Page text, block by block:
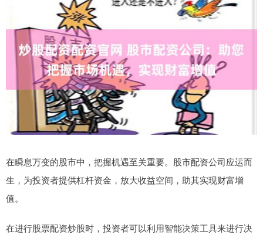
在瞬息万变的股市中，把握机遇至关重要。股市配资公司应运而
生，为投资者提供杠杆资金，放大收益空间，助其实现财富增
值。
在进行股票配资炒股时，投资者可以利用智能决策工具来进行决